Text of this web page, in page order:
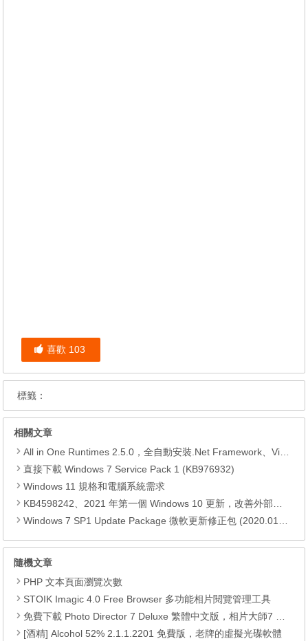
喜歡 103
標籤：
相關文章
All in One Runtimes 2.5.0，全自動安裝.Net Framework、Visual C++、DirectX、Flash Player、JRE
直接下載 Windows 7 Service Pack 1 (KB976932)
Windows 11 規格和電腦系統需求
KB4598242、2021 年第一個 Windows 10 更新，改善外部裝置安全性、解決HTTPS安全漏洞、印表機呼叫(RPC)漏洞
Windows 7 SP1 Update Package 微軟更新修正包 (2020.01月份)
隨機文章
PHP 文本頁面瀏覽次數
STOIK Imagic 4.0 Free Browser 多功能相片閱覽管理工具
免費下載 Photo Director 7 Deluxe 繁體中文版，相片大師7 正版序號 (限時免費)
[酒精] Alcohol 52% 2.1.1.2201 免費版，老牌的虛擬光碟軟體